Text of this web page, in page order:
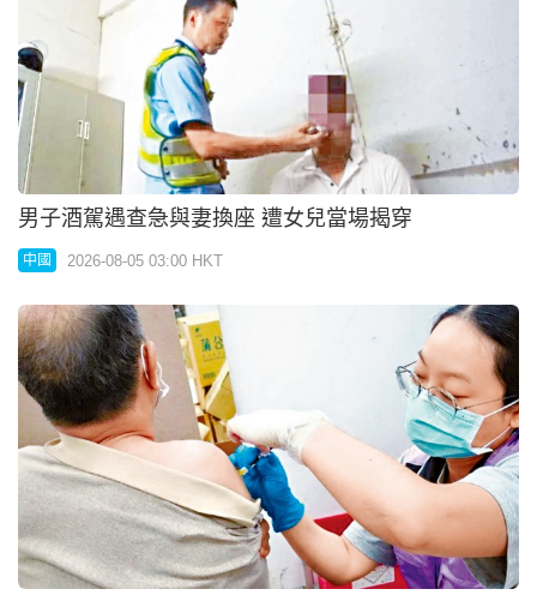
男子酒駕遇查急與妻換座 遭女兒當場揭穿
中國 2026-08-05 03:00 HKT